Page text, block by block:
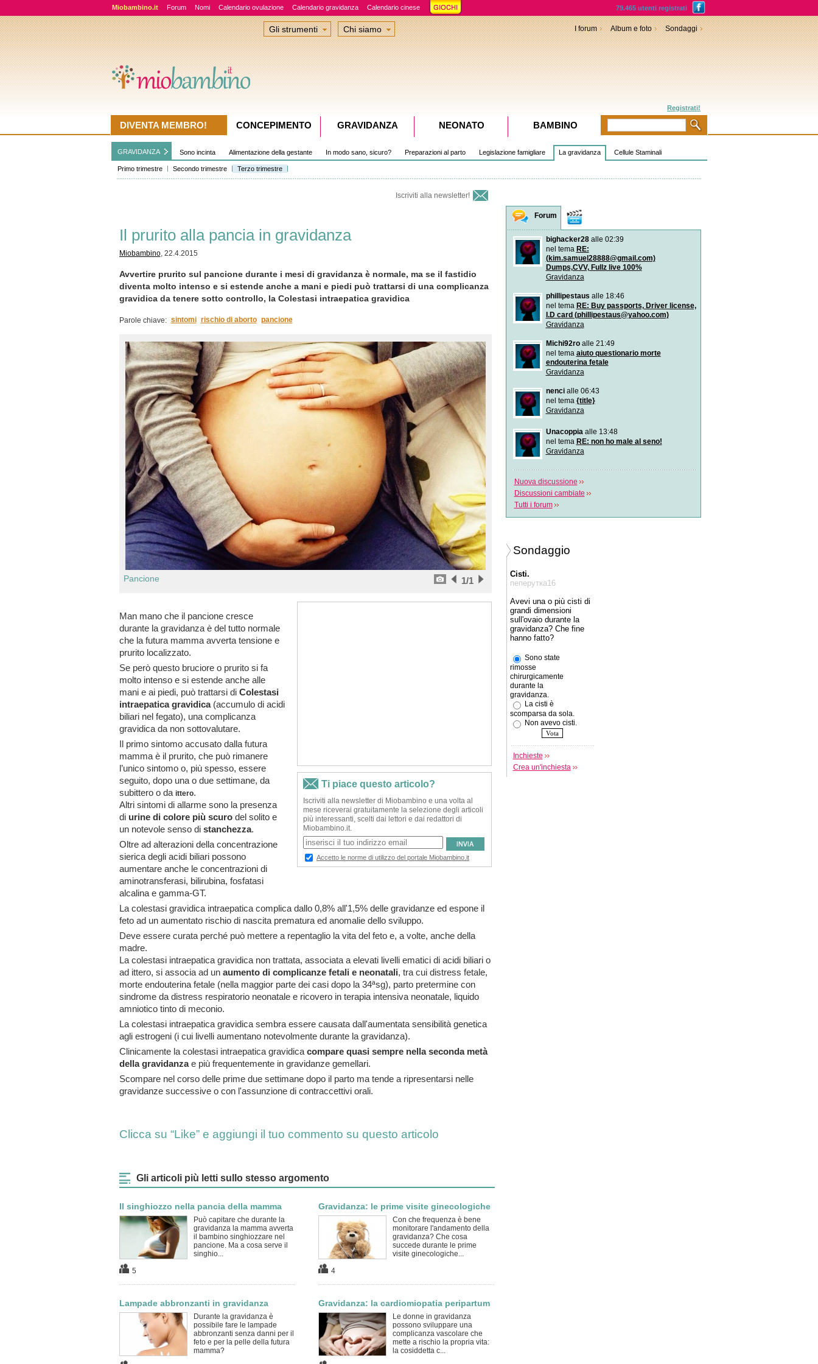
Miobambino.it Forum Nomi Calendario ovulazione Calendario gravidanza Calendario cinese 79.465 utenti registrati
GRAVIDANZA Sono incinta Alimentazione della gestante In modo sano, sicuro? Preparazioni al parto Legislazione famigliare La gravidanza
Primo trimestre Secondo trimestre Terzo trimestre
Cellule Staminali
Iscriviti alla newsletter!
Il prurito alla pancia in gravidanza
Miobambino, 22.4.2015
Avvertire prurito sul pancione durante i mesi di gravidanza è normale, ma se il fastidio
diventa molto intenso e si estende anche a mani e piedi può trattarsi di una complicanza
gravidica da tenere sotto controllo, la Colestasi intraepatica gravidica
Parole chiave: sintomi rischio di aborto pancione
Pancione /1
1
Man mano che il pancione cresce
durante la gravidanza è del tutto normale
che la futura mamma avverta tensione e
prurito localizzato.
Se però questo bruciore o prurito si fa
molto intenso e si estende anche alle
mani e ai piedi, può trattarsi di Colestasi
intraepatica gravidica(accumulo di acidi
biliari nel fegato), una complicanza
gravidica da non sottovalutare.
Il primo sintomo accusato dalla futura
mamma è il prurito, che può rimanere
l’unico sintomo o, più spesso, essere
seguito, dopo una o due settimane, da
subittero o da ittero.
Altri sintomi di allarme sono la presenza
di urine di colore più scurodel solito e
un notevole senso di stanchezza.
Oltre ad alterazioni della concentrazione
sierica degli acidi biliari possono
aumentare anche le concentrazioni di
aminotransferasi, bilirubina, fosfatasi
alcalina e gamma-GT.
La colestasi gravidica intraepatica complica dallo 0,8% all'1,5% delle gravidanze ed espone il
feto ad un aumentato rischio di nascita prematura ed anomalie dello sviluppo.
Deve essere curata perché può mettere a repentaglio la vita del feto e, a volte, anche della
madre.
La colestasi intraepatica gravidica non trattata, associata a elevati livelli ematici di acidi biliari o
ad ittero, si associa ad un aumento di complicanze fetali e neonatali, tra cui distress fetale,
morte endouterina fetale (nella maggior parte dei casi dopo la 34ªsg), parto pretermine con
sindrome da distress respiratorio neonatale e ricovero in terapia intensiva neonatale, liquido
amniotico tinto di meconio.
La colestasi intraepatica gravidica sembra essere causata dall'aumentata sensibilità genetica
agli estrogeni (i cui livelli aumentano notevolmente durante la gravidanza).
Clinicamente la colestasi intraepatica gravidica compare quasi sempre nella seconda metà
della gravidanzae più frequentemente in gravidanze gemellari.
Scompare nel corso delle prime due settimane dopo il parto ma tende a ripresentarsi nelle
gravidanze successive o con l'assunzione di contraccettivi orali.
Clicca su “Like” e aggiungi il tuo commento su questo articolo
Gli articoli più letti sullo stesso argomento
Il singhiozzo nella pancia della mamma
Può capitare che durante la
gravidanza la mamma avverta
il bambino singhiozzare nel
pancione. Ma a cosa serve il
singhio...
5
Gravidanza: le prime visite ginecologiche
Con che frequenza è bene
monitorare l'andamento della
gravidanza? Che cosa
succede durante le prime
visite ginecologiche...
4
Lampade abbronzanti in gravidanza
Durante la gravidanza è
possibile fare le lampade
abbronzanti senza danni per il
feto e per la pelle della futura
mamma?
Gravidanza: la cardiomiopatia peripartum
Le donne in gravidanza
possono sviluppare una
complicanza vascolare che
mette a rischio la propria vita:
la cosiddetta c...
Forum
bighacker28alle 02:39
nel tema RE:
(kim.samuel28888@gmail.com)
Dumps,CVV, Fullz live 100%
Gravidanza
phillipestaus alle 18:46
nel tema RE: Buy passports, Driver license,
I.D card (phillipestaus@yahoo.com)
Gravidanza
Michi92roalle 21:49
nel tema aiuto questionario morte
endouterina fetale
Gravidanza
nencialle 06:43
nel tema {title}
Gravidanza
Unacoppiaalle 13:48
nel tema RE: non ho male al seno!
Gravidanza
Nuova discussione
Discussioni cambiate
Tutti i forum
Sondaggio
Cisti.
пеперутка16
Avevi una o più cisti di
grandi dimensioni
sull'ovaio durante la
gravidanza? Che fine
hanno fatto?
Sono state
rimosse
chirurgicamente
durante la
gravidanza.
La cisti è
scomparsa da sola.
Non avevo cisti.
Inchieste
Crea un'inchiesta
I forum Album e foto Sondaggi
Gli strumenti Chi siamo
Registrati!
DIVENTA MEMBRO! CONCEPIMENTO GRAVIDANZA NEONATO BAMBINO